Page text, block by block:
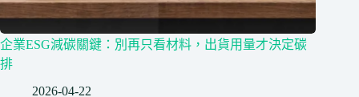
企業ESG減碳關鍵：別再只看材料，出貨用量才決定碳
排
2026-04-22